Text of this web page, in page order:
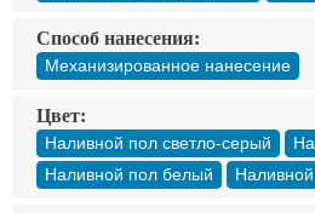
Способ нанесения:
Механизированное нанесение
Цвет:
Наливной пол светло-серый
Наливной пол белый